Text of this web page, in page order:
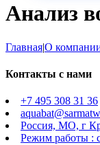
Анализ
Главная|О
Контакты с нами
+7 495 308 31 36
Россия, МО, г
Режим работы :